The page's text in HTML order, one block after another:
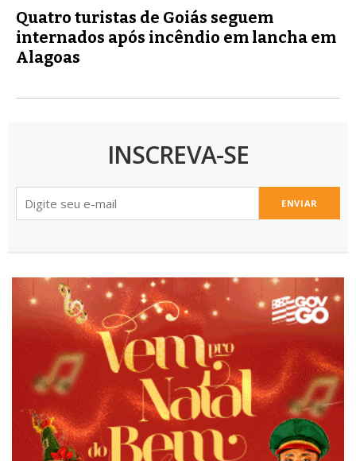
Quatro turistas de Goiás seguem
internados após incêndio em lancha em
Alagoas
INSCREVA-SE
ENVIAR